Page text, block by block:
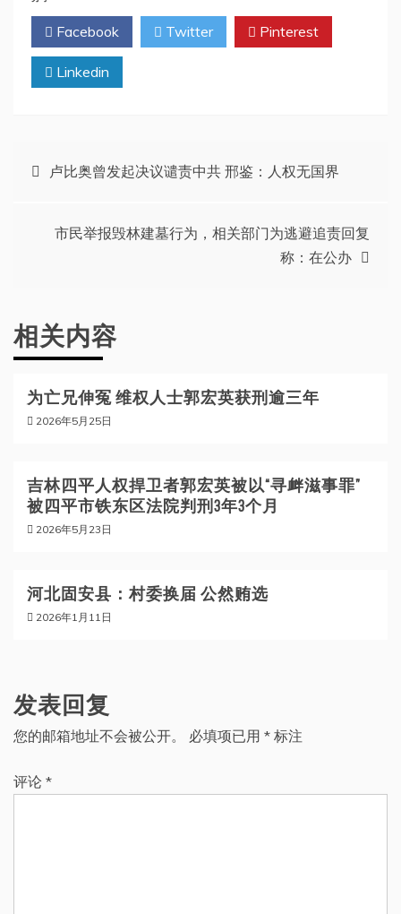
Facebook Twitter Pinterest
Linkedin
文
卢比奥曾发起决议谴责中共 邢鉴：人权无国界
市民举报毁林建墓行为，相关部门为逃避追责回复
称：在公办
相关内容
为亡兄伸冤 维权人士郭宏英获刑逾三年
2026年5月25日
吉林四平人权捍卫者郭宏英被以“寻衅滋事罪”
被四平市铁东区法院判刑3年3个月
2026年5月23日
河北固安县：村委换届 公然贿选
2026年1月11日
发表回复
您的邮箱地址不会被公开。 必填项已用 * 标注
评论 *